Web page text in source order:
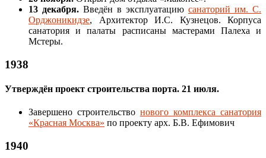
13 декабря. Введён в эксплуатацию санаторий им. С.
Орджоникидзе, Архитектор И.С. Кузнецов. Корпуса
санатория и палаты расписаны мастерами Палеха и
Мстеры.
1938
Утверждён проект строительства порта. 21 июля.
Завершено строительство нового комплекса санатория
«Красная Москва» по проекту арх. Б.В. Ефимович
1940